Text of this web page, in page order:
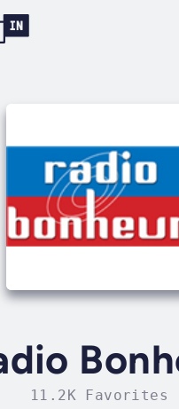
11.2K Favorites